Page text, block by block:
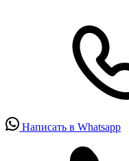
Написать в Whatsapp